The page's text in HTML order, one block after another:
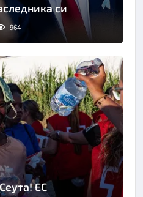
си
964
ЕС